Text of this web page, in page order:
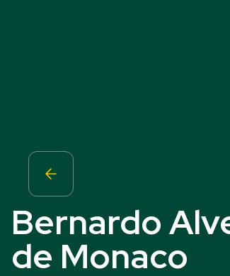
Bernardo
de Monaco